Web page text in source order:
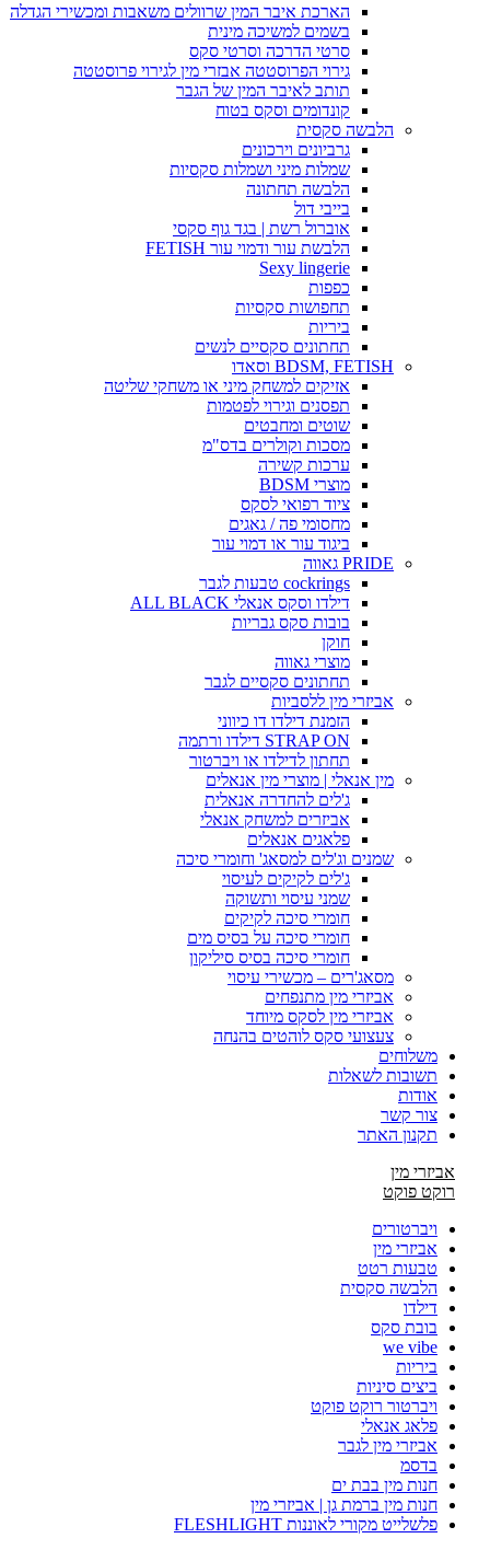
הארכת איבר המין שרוולים משאבות ומכשירי הגדלה
בשמים למשיכה מינית
סרטי הדרכה וסרטי סקס
גירוי הפרוסטטה אבזרי מין לגירוי פרוסטטה
תותב לאיבר המין של הגבר
קונדומים וסקס בטוח
הלבשה סקסית
גרביונים וירכונים
שמלות מיני ושמלות סקסיות
הלבשה תחתונה
בייבי דול
אוברול רשת | בגד גוף סקסי
הלבשת עור ודמוי עור FETISH
Sexy lingerie
כפפות
תחפושות סקסיות
ביריות
תחתונים סקסיים לנשים
BDSM, FETISH וסאדו
אזיקים למשחק מיני או משחקי שליטה
תפסנים וגירוי לפטמות
שוטים ומחבטים
מסכות וקולרים בדס"מ
ערכות קשירה
מוצרי BDSM
ציוד רפואי לסקס
מחסומי פה / גאגים
ביגוד עור או דמוי עור
PRIDE גאווה
cockrings טבעות לגבר
דילדו וסקס אנאלי ALL BLACK
בובות סקס גבריות
חוקן
מוצרי גאווה
תחתונים סקסיים לגבר
אביזרי מין ללסביות
הזמנת דילדו דו כיווני
STRAP ON דילדו ורתמה
תחתון לדילדו או ויברטור
מין אנאלי | מוצרי מין אנאלים
ג'לים להחדרה אנאלית
אביזרים למשחק אנאלי
פלאגים אנאלים
שמנים וג'לים למסאג' וחומרי סיכה
ג'לים לקיקים לעיסוי
שמני עיסוי ותשוקה
חומרי סיכה לקיקים
חומרי סיכה על בסיס מים
חומרי סיכה בסיס סיליקון
מסאג'רים – מכשירי עיסוי
אביזרי מין מתנפחים
אביזרי מין לסקס מיוחד
צעצועי סקס לוהטים בהנחה
משלוחים
תשובות לשאלות
אודות
צור קשר
תקנון האתר
אביזרי מין
רוקט פוקט
ויברטורים
אביזרי מין
טבעות רטט
הלבשה סקסית
דילדו
בובת סקס
we vibe
ביריות
ביצים סיניות
ויברטור רוקט פוקט
פלאג אנאלי
אביזרי מין לגבר
בדסמ
חנות מין בבת ים
חנות מין ברמת גן | אביזרי מין
פלשלייט מקורי לאוננות FLESHLIGHT